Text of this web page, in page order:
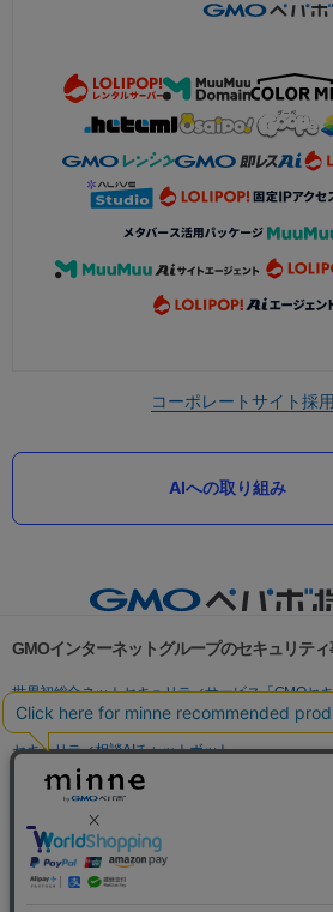
コーポレートサイト採
AIへの取り組み
GMOインターネットグループのセキュリテ
世界初総合ネットセキュリティサービス「GMOセキ
パスワード漏洩診断
Webサイトリスク診断
セキュリティ相談AIチャットボット
実在証明・盗聴対策
サイバー攻撃対策（GMO Flatt Security）
セキュリティ事業の軌跡